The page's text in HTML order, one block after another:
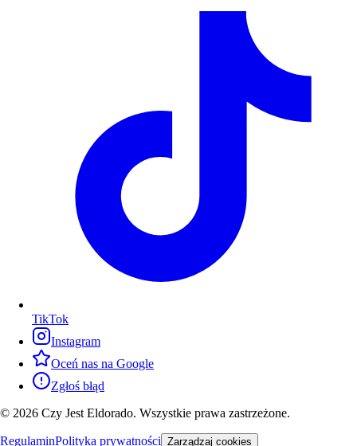
TikTok
Instagram
Oceń nas na Google
Zgłoś błąd
© 2026 Czy Jest Eldorado. Wszystkie prawa zastrzeżone.
RegulaminPolityka prywatności Zarządzaj cookies